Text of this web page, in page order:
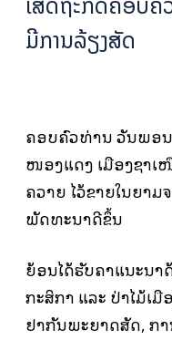
ມີການລ້ຽງສັດ
ຄອບຄົວທ່ານ ວັນພອ
ໜອງແດງ ເມືອງຊໍາເ
ຄວາຍ ໄວ້ຂາຍໃນຍາມ
ພັດທະນາດີຂຶ້ນ
ຍ້ອນໄດ້ຮັບຄຳແນະນ
ກະສິກຳ ແລະ ປ່າໄມ້ເ
ຢາກັນພະຍາດສັດ, ກ